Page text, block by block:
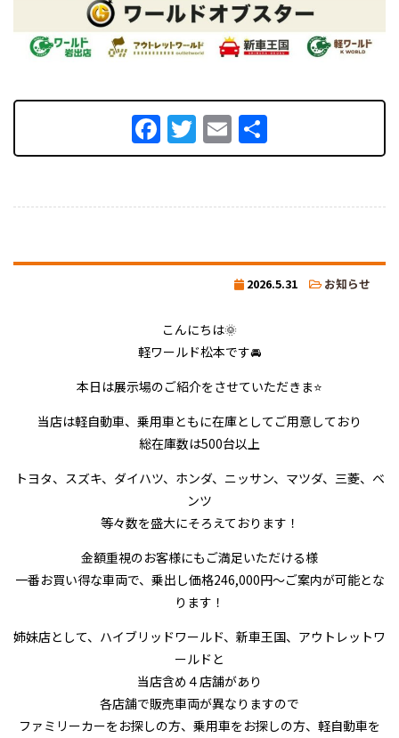
Facebook
Twitter
Email
有
2026.5.31 お知らせ
こんにちは🌞
軽ワールド松本です🚘
本日は展示場のご紹介をさせていただきま⭐
当店は軽自動車、乗用車ともに在庫としてご用意しており
総在庫数は500台以上
トヨタ、スズキ、ダイハツ、ホンダ、ニッサン、マツダ、三菱、ベ
ンツ
等々数を盛大にそろえております！
金額重視のお客様にもご満足いただける様
一番お買い得な車両で、乗出し価格246,000円～ご案内が可能とな
ります！
姉妹店として、ハイブリッドワールド、新車王国、アウトレットワ
ールドと
当店含め４店舗があり
各店舗で販売車両が異なりますので
ファミリーカーをお探しの方、乗用車をお探しの方、軽自動車を